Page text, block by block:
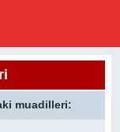
muadilleri: